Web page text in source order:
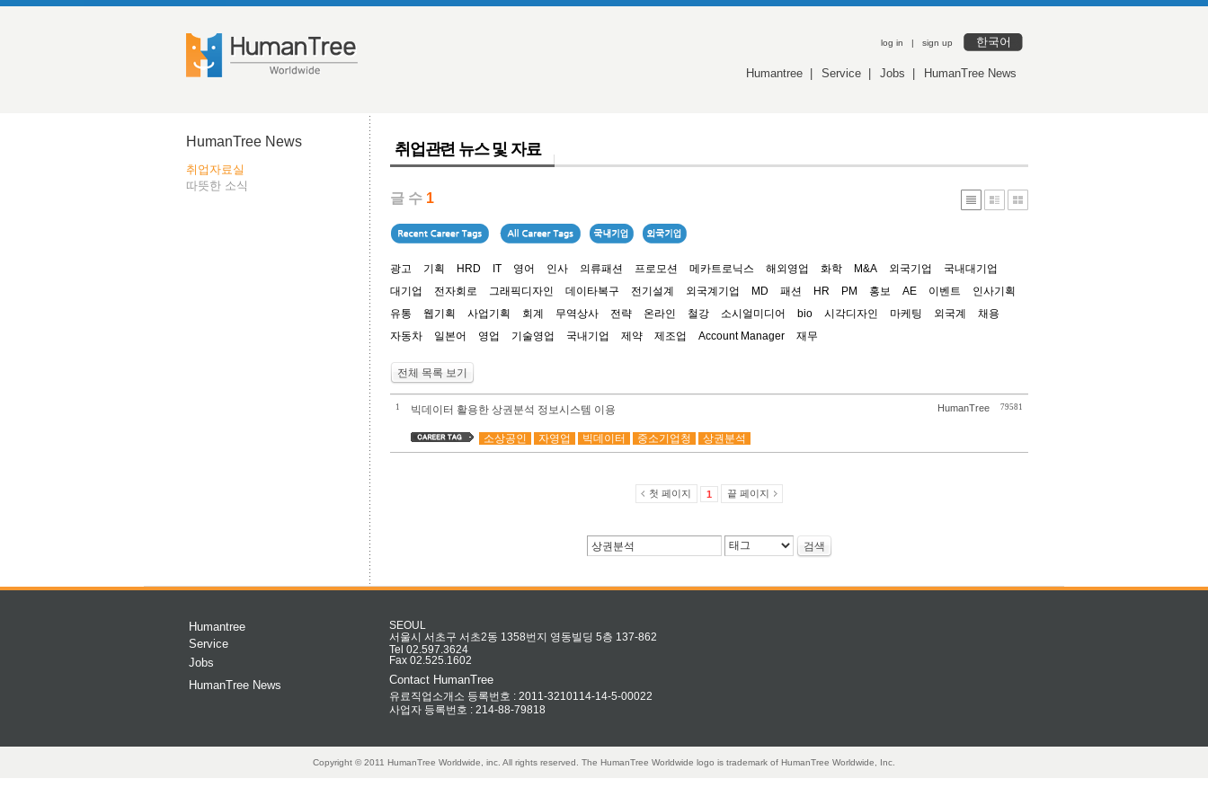
log in | sign up 한국어
Humantree Service Jobs HumanTree News
HumanTree News
취업자료실
따뜻한 소식
취업관련 뉴스 및 자료
글 수 1
광고 기획 HRD IT 영어 인사 의류패션 프로모션 메카트로닉스 해외영업 화학 M&A 외국기업
국내대기업
대기업
전자회로 그래픽디자인 데이타복구 전기설계 외국계기업 MD 패션 HR PM 홍보 AE 이벤트
인사기획
유통
웹기획 사업기획 회계 무역상사 전략 온라인 철강 소시얼미디어 bio 시각디자인 마케팅 외국계
채용
자동차
일본어 영업 기술영업 국내기업 제약 제조업 Account Manager 재무
전체 목록 보기
1 빅데이터 활용한 상권분석 정보시스템 이용 HumanTree 79581
소상공인 자영업 빅데이터 중소기업청 상권분석
첫 페이지 1 끝 페이지
검색
Humantree
Service
Jobs
HumanTree News
SEOUL
서울시 서초구 서초2동 1358번지 영동빌딩 5층 137-862
Tel 02.597.3624
Fax 02.525.1602
Contact HumanTree
유료직업소개소 등록번호 : 2011-3210114-14-5-00022
사업자 등록번호 : 214-88-79818
Copyright © 2011 HumanTree Worldwide, inc. All rights reserved. The HumanTree Worldwide logo is trademark of HumanTree Worldwide, Inc.